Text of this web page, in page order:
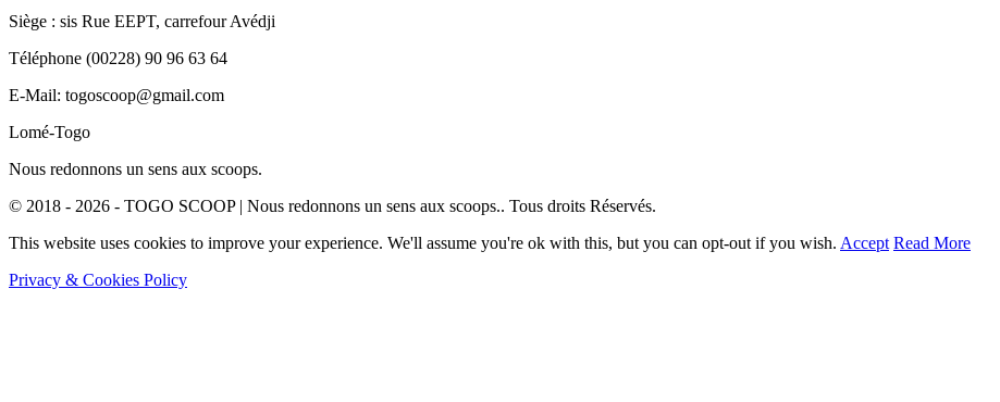
Siège : sis Rue EEPT, carrefour Avédji
Téléphone (00228) 90 96 63 64
E-Mail: togoscoop@gmail.com
Lomé-Togo
Nous redonnons un sens aux scoops.
© 2018 - 2026 - TOGO SCOOP | Nous redonnons un sens aux scoops.. Tous droits Réservés.
This website uses cookies to improve your experience. We'll assume you're ok with this, but you can opt-out if you wish. Accept Read More
Privacy & Cookies Policy